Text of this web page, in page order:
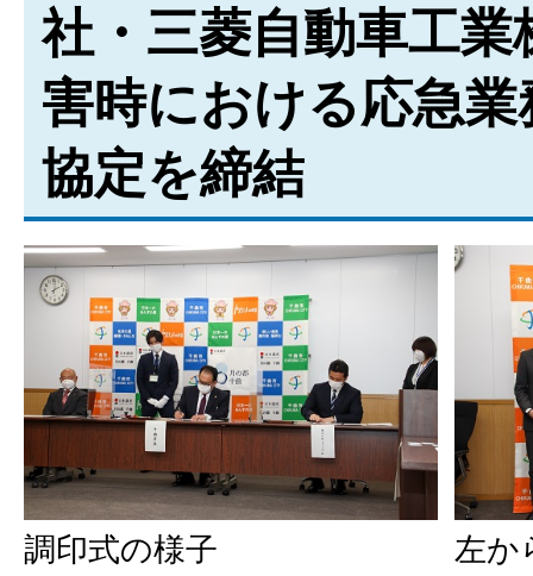
社・三菱自動車工業
害時における応急
協定を締結
調印式の様子
左か